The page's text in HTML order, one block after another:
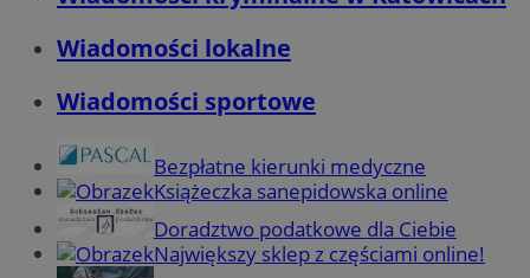
Wiadomości lokalne
Wiadomości sportowe
Bezpłatne kierunki medyczne
Książeczka sanepidowska online
Doradztwo podatkowe dla Ciebie
Największy sklep z częściami online!